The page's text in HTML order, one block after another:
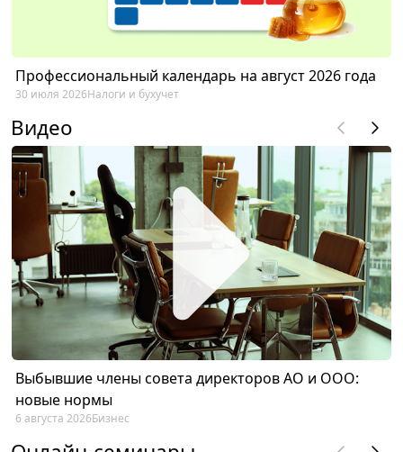
Профессиональный календарь на август 2026 года
30 июля 2026Налоги и бухучет
Видео
Выбывшие члены совета директоров АО и ООО:
новые нормы
6 августа 2026Бизнес